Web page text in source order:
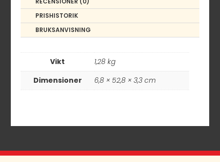
PRISHISTORIK
BRUKSANVISNING
Vikt
1,28 kg
Dimensioner
6,8 × 52,8 × 3,3 cm